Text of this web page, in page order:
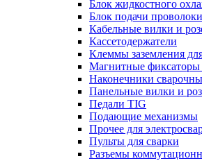
Блок жидкостного
Блок подачи проволоки
Кабельные вилки и
Кассетодержатели
Клеммы заземления
Магнитные фиксаторы
Наконечники
Панельные вилки и
Педали TIG
Подающие механизмы
Прочее для
Пульты для сварки
Разъемы